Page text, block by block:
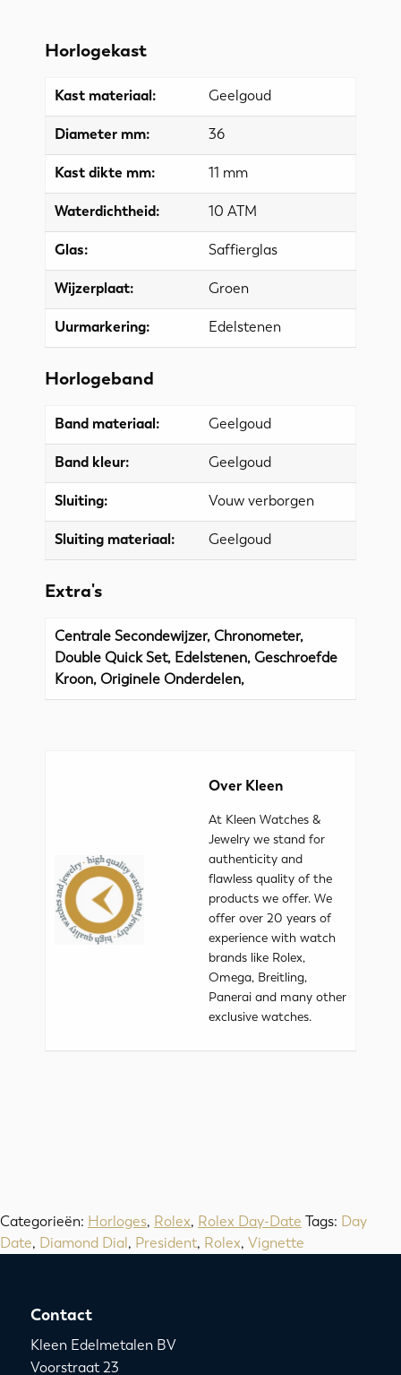
Horlogekast
Kast materiaal: Geelgoud
Diameter mm: 36
Kast dikte mm: 11 mm
Waterdichtheid: 10 ATM
Glas: Saffierglas
Wijzerplaat: Groen
Uurmarkering: Edelstenen
Horlogeband
Band materiaal: Geelgoud
Band kleur: Geelgoud
Sluiting: Vouw verborgen
Sluiting materiaal: Geelgoud
Extra's
Centrale Secondewijzer, Chronometer,
Double Quick Set, Edelstenen, Geschroefde
Kroon, Originele Onderdelen,
Over Kleen
At Kleen Watches &
Jewelry we stand for
authenticity and
flawless quality of the
products we offer. We
offer over 20 years of
experience with watch
brands like Rolex,
Omega, Breitling,
Panerai and many other
exclusive watches.
Categorieën: Horloges, Rolex, Rolex Day-Date Tags: Day
Date, Diamond Dial, President, Rolex, Vignette
Contact
Kleen Edelmetalen BV
Voorstraat 23